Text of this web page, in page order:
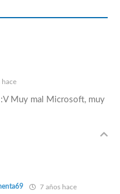
hace
Muy mal Microsoft, muy
7 años hace